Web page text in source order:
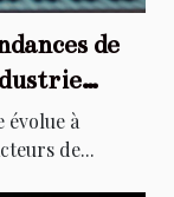
de
évolue à
de...